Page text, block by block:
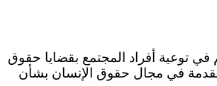
في توعية أفراد المجتمع بقضايا حقوق
في مجال حقوق الإنسان بشأن